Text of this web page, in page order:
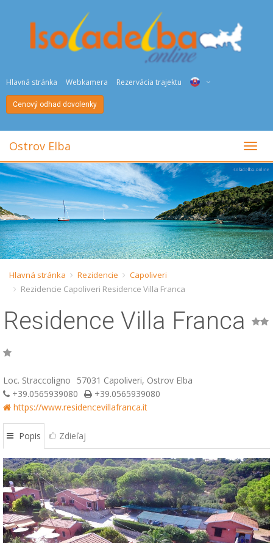
Hlavná stránka Webkamera Rezervácia trajektu
DEU
NED
FRA
PYC
SLO
Cenový odhad dovolenky
Ostrov Elba
Hlavná stránka Rezidencie
Capoliveri
Rezidencie Capoliveri Residence Villa Franca
Residence Villa Franca
Loc. Straccoligno
57031 Capoliveri, Ostrov Elba
+39.0565939080
+39.0565939080
https://www.residencevillafranca.it
Popis Zdieľaj